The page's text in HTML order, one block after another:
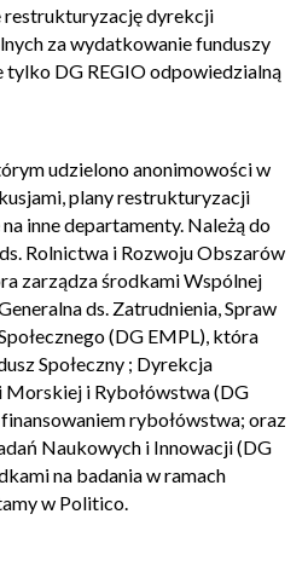
restrukturyzację dyrekcji
za wydatkowanie funduszy
tylko DG REGIO odpowiedzialną
udzielono anonimowości w
plany restrukturyzacji
inne departamenty. Należą do
Rolnictwa i Rozwoju Obszarów
zarządza środkami Wspólnej
ds. Zatrudnienia, Spraw
(DG EMPL), która
Społeczny ; Dyrekcja
Morskiej i Rybołówstwa (DG
rybołówstwa; oraz
Naukowych i Innowacji (DG
na badania w ramach
w Politico.